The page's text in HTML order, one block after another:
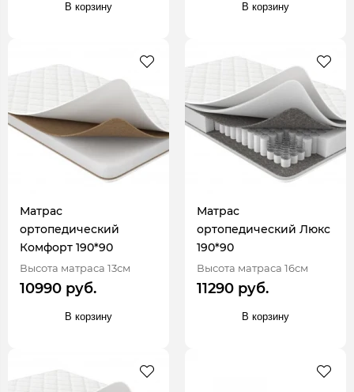
В корзину В корзину
Матрас
ортопедический
Комфорт 190*90
Высота матраса 13см
10990 руб.
В корзину
Матрас
ортопедический Люкс
190*90
Высота матраса 16см
11290 руб.
В корзину